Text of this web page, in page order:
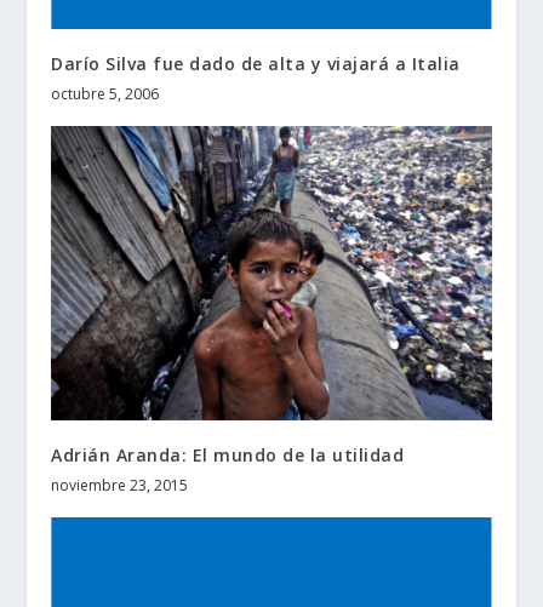
Darío Silva fue dado de alta y viajará a Italia
octubre 5, 2006
Adrián Aranda: El mundo de la utilidad
noviembre 23, 2015